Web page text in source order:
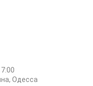
Одесса